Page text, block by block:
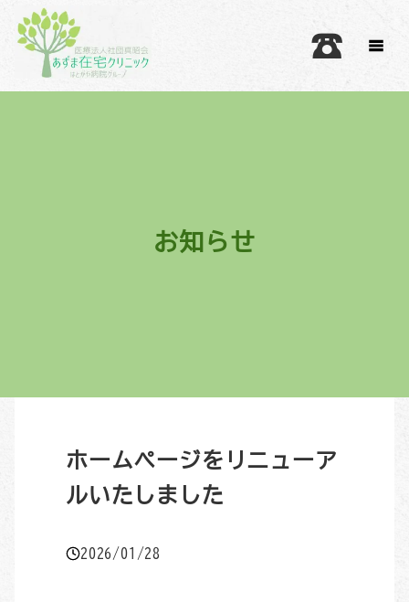
☎︎
お知らせ
ホームページをリニューア
ルいたしました
2026/01/28